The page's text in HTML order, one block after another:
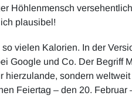
Höhlenmensch
plausibel!
vielen Kalorien. In der
Google und Co. Der Begriff
sondern
Feiertag – den 20. Februar